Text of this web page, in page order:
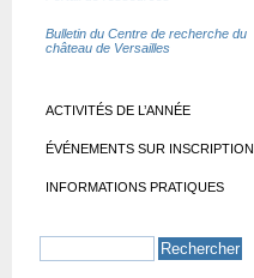
Bulletin du Centre de recherche du
château de Versailles
ACTIVITÉS DE L’ANNÉE
ÉVÉNEMENTS SUR INSCRIPTION
INFORMATIONS PRATIQUES